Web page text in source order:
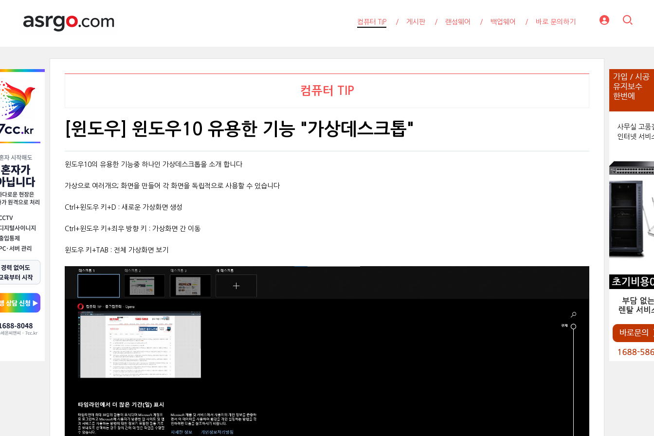
컴퓨터 TIP 게시판 랜섬웨어 백업웨어 바로 문의하기
컴퓨터 TIP
[윈도우] 윈도우10 유용한 기능 "가상데스크톱"
윈도우10의 유용한 기능중 하나인 가상데스크톱을 소개 합니다
가상으로 여러개으; 화면을 만들어 각 화면을 독립적으로 사용할 수 있습니다
Ctrl+윈도우 키+D : 새로운 가상화면 생성
Ctrl+윈도우 키+죄우 방향 키 : 가상화면 간 이동
윈도우 키+TAB : 전체 가상화면 보기